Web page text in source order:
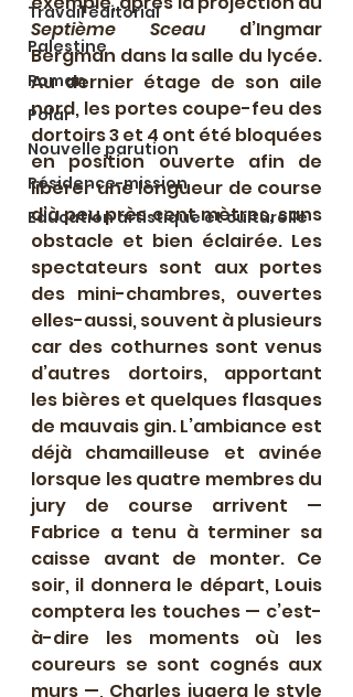
Travail éditorial
Palestine
Roman
Polar
Nouvelle parution
Résidence-mission
Education artistique et culturelle
Septième Sceau d’Ingmar
Bergman dans la salle du lycée.
Au dernier étage de son aile
nord, les portes coupe-feu des
dortoirs 3 et 4 ont été bloquées
en position ouverte afin de
libérer une longueur de course
d’à peu près cent mètres, sans
obstacle et bien éclairée. Les
spectateurs sont aux portes
des mini-chambres, ouvertes
elles-aussi, souvent à plusieurs
car des cothurnes sont venus
d’autres dortoirs, apportant
les bières et quelques flasques
de mauvais gin. L’ambiance est
déjà chamailleuse et avinée
lorsque les quatre membres du
jury de course arrivent —
Fabrice a tenu à terminer sa
caisse avant de monter. Ce
soir, il donnera le départ, Louis
comptera les touches — c’est-
à-dire les moments où les
coureurs se sont cognés aux
murs —, Charles jugera le style